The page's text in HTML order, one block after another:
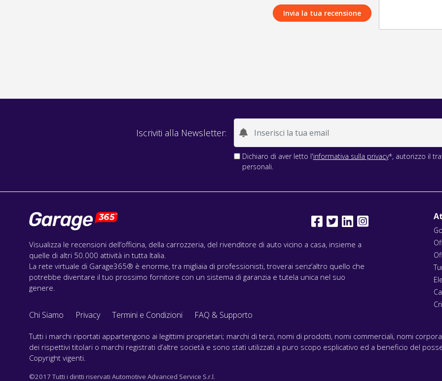
Invia la tua recensione
Iscriviti alla Newsletter:
Dichiaro di aver letto l'informativa sulla privacy*, autorizzo il
personali.
Visualizza le recensioni dell’officina, della carrozzeria, del rivenditore di auto vicino a casa, insieme a
quelle di altri 50.000 attività in tutta Italia.
La rete virtuale di Garage365® è enorme, tra migliaia di professionisti, troverai senz’altro quello che
potrebbe diventare il tuo prossimo fornitore con un sistema di garanzia e tutela unica nel suo
genere.
Chi Siamo Privacy Termini e Condizioni FAQ & Supporto
Tutti i marchi riportati appartengono ai legittimi proprietari; marchi di terzi, nomi di prodotti, nomi commerciali, nomi
dei rispettivi titolari o marchi registrati d’altre società e sono stati utilizzati a puro scopo esplicativo ed a beneficio del
Copyright vigenti.
©2017 Tutti i diritti riservati Automotive Advanced Service S.r.l.